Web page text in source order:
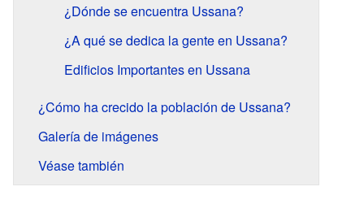
¿Dónde se encuentra Ussana?
¿A qué se dedica la gente en Ussana?
Edificios Importantes en Ussana
¿Cómo ha crecido la población de Ussana?
Galería de imágenes
Véase también